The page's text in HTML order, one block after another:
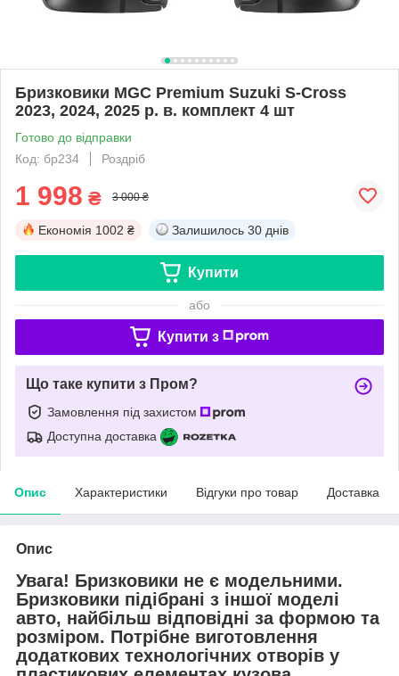
Бризковики MGC Premium Suzuki S-Cross
2023, 2024, 2025 р. в. комплект 4 шт
Готово до відправки
Код: бр234
Роздріб
1 998 ₴ 3 000 ₴
Економія 1002 ₴ Залишилось 30 днів
Купити
або
Купити з
Що таке купити з Пром?
Замовлення під захистом
Доступна доставка
Опис Характеристики Відгуки про товар Доставка
Опис
Увага! Бризковики не є модельними.
Бризковики підібрані з іншої моделі
авто, найбільш відповідні за формою та
розміром. Потрібне виготовлення
додаткових технологічних отворів у